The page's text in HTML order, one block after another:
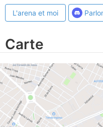
L'arena et moi
Carte